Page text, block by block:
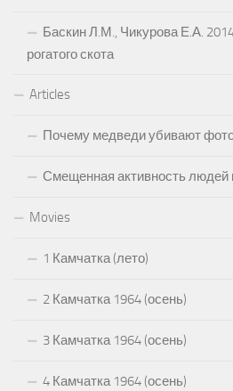
Баскин Л.М., Чикурова Е.А.
рогатого скота
Articles
Почему медведи убивают
Смещенная активность людей
Movies
1 Камчатка (лето)
2 Камчатка 1964 (осень)
3 Камчатка 1964 (осень)
4 Камчатка 1964 (осень)